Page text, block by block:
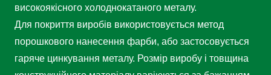
високоякісного холоднокатаного металу.
Для покриття виробів використовується метод
порошкового нанесення фарби, або застосовується
гаряче цинкування металу. Розмір виробу і товщина